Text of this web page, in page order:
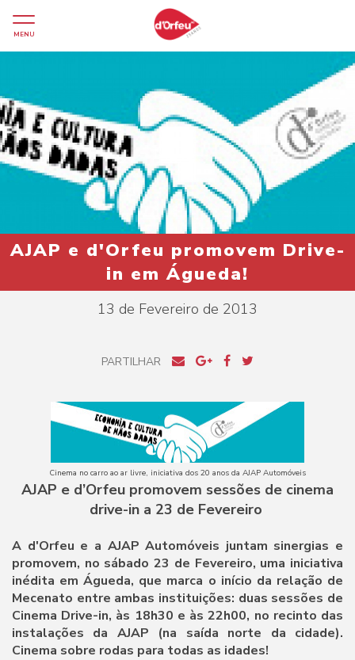
MENU
AJAP e d'Orfeu promovem Drive-
in em Águeda!
13 de Fevereiro de 2013
PARTILHAR
Cinema no carro ao ar livre, iniciativa dos 20 anos da AJAP Automóveis
AJAP e d’Orfeu promovem sessões de cinema
drive-in a 23 de Fevereiro
A d'Orfeu e a AJAP Automóveis juntam sinergias e
promovem, no sábado 23 de Fevereiro, uma iniciativa
inédita em Águeda, que marca o início da relação de
Mecenato entre ambas instituições: duas sessões de
Cinema Drive-in, às 18h30 e às 22h00, no recinto das
instalações da AJAP (na saída norte da cidade).
Cinema sobre rodas para todas as idades!